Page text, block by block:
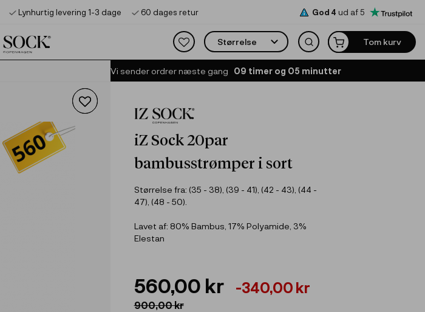
Lynhurtig levering 1-3 dage 60 dages retur God 4 ud af 5
Tom kurv
Størrelse
Vi sender ordrer næste gang 09 timer og 05 minutter
iZ Sock 20par
bambusstrømper i sort
Størrelse fra: (35 - 38), (39 - 41), (42 - 43), (44 -
47), (48 - 50).
Lavet af: 80% Bambus, 17% Polyamide, 3%
Elestan
560,00 kr -340,00 kr
900,00 kr
to the cart x
from the cart x